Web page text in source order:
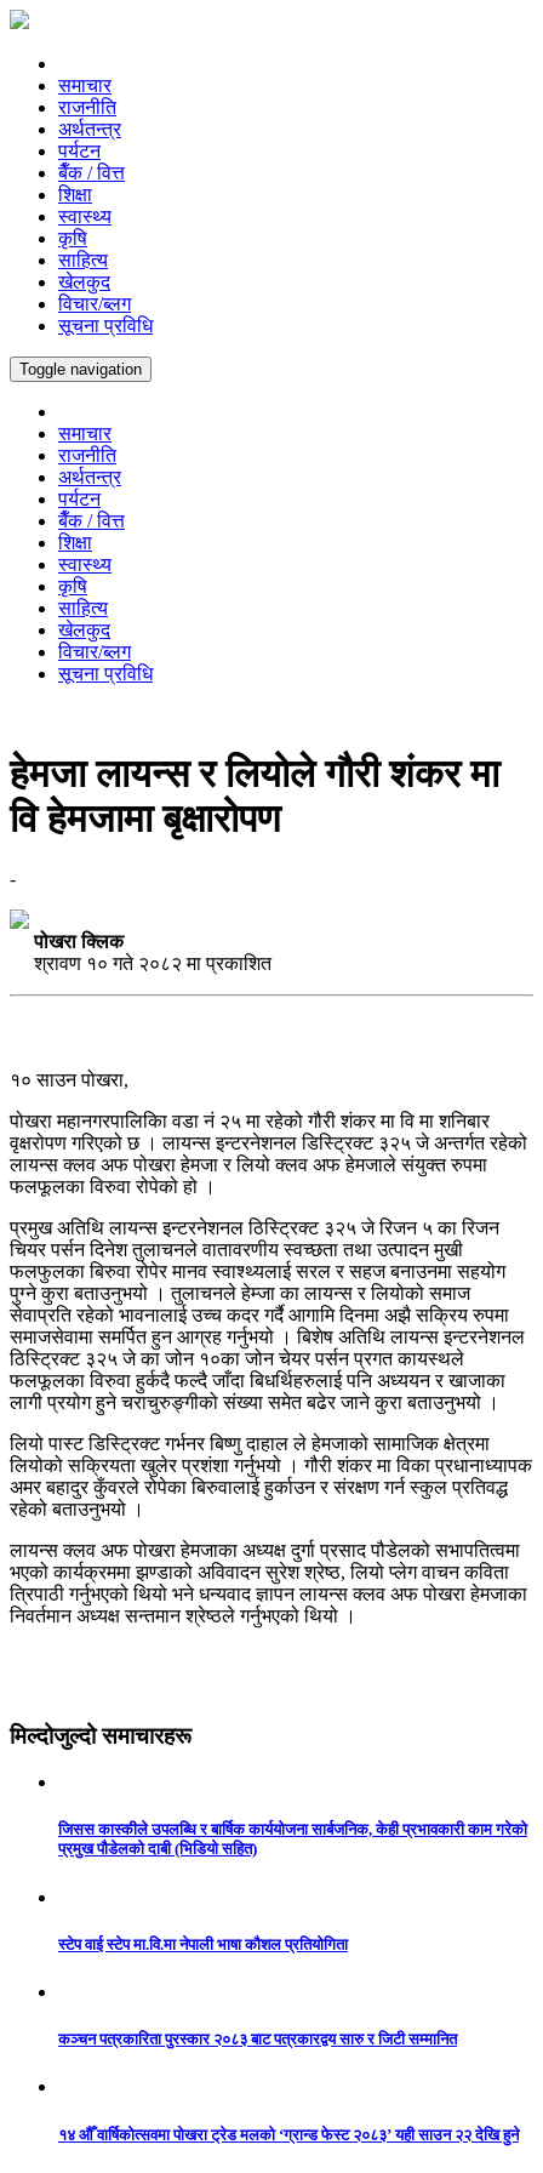
समाचार
राजनीति
अर्थतन्त्र
पर्यटन
बैँक / वित्त
शिक्षा
स्वास्थ्य
कृषि
साहित्य
खेलकुद
विचार/ब्लग
सूचना प्रविधि
Toggle navigation
समाचार
राजनीति
अर्थतन्त्र
पर्यटन
बैँक / वित्त
शिक्षा
स्वास्थ्य
कृषि
साहित्य
खेलकुद
विचार/ब्लग
सूचना प्रविधि
हेमजा लायन्स र लियोले गौरी शंकर मा
वि हेमजामा बृक्षारोपण
-
पोखरा क्लिक
श्रावण १० गते २०८२ मा प्रकाशित
१० साउन पोखरा,
पोखरा महानगरपालिकिा वडा नं २५ मा रहेको गौरी शंकर मा वि मा शनिबार
वृक्षरोपण गरिएको छ । लायन्स इन्टरनेशनल डिस्ट्रिक्ट ३२५ जे अन्तर्गत रहेको
लायन्स क्लव अफ पोखरा हेमजा र लियो क्लव अफ हेमजाले संयुक्त रुपमा
फलफूलका विरुवा रोपेको हो ।
प्रमुख अतिथि लायन्स इन्टरनेशनल ठिस्ट्रिक्ट ३२५ जे रिजन ५ का रिजन
चियर पर्सन दिनेश तुलाचनले वातावरणीय स्वच्छता तथा उत्पादन मुखी
फलफुलका बिरुवा रोपेर मानव स्वाश्थ्यलाई सरल र सहज बनाउनमा सहयोग
पुग्ने कुरा बताउनुभयो । तुलाचनले हेम्जा का लायन्स र लियोको समाज
सेवाप्रति रहेको भावनालाई उच्च कदर गर्दै आगामि दिनमा अझै सक्रिय रुपमा
समाजसेवामा समर्पित हुन आग्रह गर्नुभयो । बिशेष अतिथि लायन्स इन्टरनेशनल
ठिस्ट्रिक्ट ३२५ जे का जोन १०का जोन चेयर पर्सन प्रगत कायस्थले
फलफूलका विरुवा हुर्कदै फल्दै जाँदा बिधर्थिहरुलाई पनि अध्ययन र खाजाका
लागी प्रयोग हुने चराचुरुङ्गीको संख्या समेत बढेर जाने कुरा बताउनुभयो ।
लियो पास्ट डिस्ट्रिक्ट गर्भनर बिष्णु दाहाल ले हेमजाको सामाजिक क्षेत्रमा
लियोको सक्रियता खुलेर प्रशंशा गर्नुभयो । गौरी शंकर मा विका प्रधानाध्यापक
अमर बहादुर कुँवरले रोपेका बिरुवालाई हुर्काउन र संरक्षण गर्न स्कुल प्रतिवद्ध
रहेको बताउनुभयो ।
लायन्स क्लव अफ पोखरा हेमजाका अध्यक्ष दुर्गा प्रसाद पौडेलको सभापतित्वमा
भएको कार्यक्रममा झण्डाको अविवादन सुरेश श्रेष्ठ, लियो प्लेग वाचन कविता
त्रिपाठी गर्नुभएको थियो भने धन्यवाद ज्ञापन लायन्स क्लव अफ पोखरा हेमजाका
निवर्तमान अध्यक्ष सन्तमान श्रेष्ठले गर्नुभएको थियो ।
मिल्दोजुल्दो समाचारहरू
जिसस कास्कीले उपलब्धि र बार्षिक कार्ययोजना सार्बजनिक, केही प्रभावकारी काम गरेको
प्रमुख पौडेलको दाबी (भिडियो सहित)
स्टेप वाई स्टेप मा.वि.मा नेपाली भाषा कौशल प्रतियोगिता
कञ्चन पत्रकारिता पुरस्कार २०८३ बाट पत्रकारद्वय सारु र जिटी सम्मानित
१४ औँ वार्षिकोत्सवमा पोखरा ट्रेड मलको ‘ग्रान्ड फेस्ट २०८३’ यही साउन २२ देखि हुने